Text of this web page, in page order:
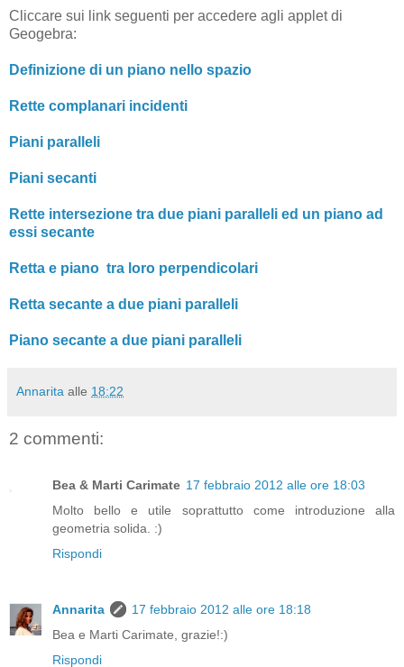
Cliccare sui link seguenti per accedere agli applet di
Geogebra:
Definizione di un piano nello spazio
Rette complanari incidenti
Piani paralleli
Piani secanti
Rette intersezione tra due piani paralleli ed un piano ad
essi secante
Retta e piano tra loro perpendicolari
Retta secante a due piani paralleli
Piano secante a due piani paralleli
Annarita alle 18:22
2 commenti:
Bea & Marti Carimate 17 febbraio 2012 alle ore 18:03
Molto bello e utile soprattutto come introduzione alla
geometria solida. :)
Rispondi
Annarita
17 febbraio 2012 alle ore 18:18
Bea e Marti Carimate, grazie!:)
Rispondi